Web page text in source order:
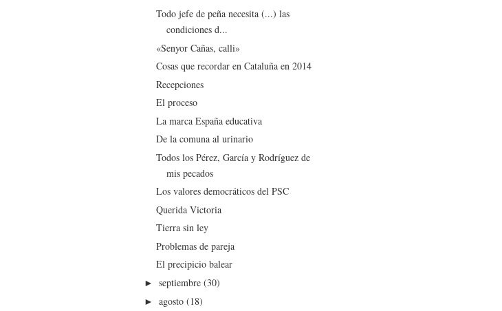
Todo jefe de peña necesita (...) las
condiciones d...
«Senyor Cañas, calli»
Cosas que recordar en Cataluña en 2014
Recepciones
El proceso
La marca España educativa
De la comuna al urinario
Todos los Pérez, García y Rodríguez de
mis pecados
Los valores democráticos del PSC
Querida Victoria
Tierra sin ley
Problemas de pareja
El precipicio balear
►septiembre(30)
►agosto(18)